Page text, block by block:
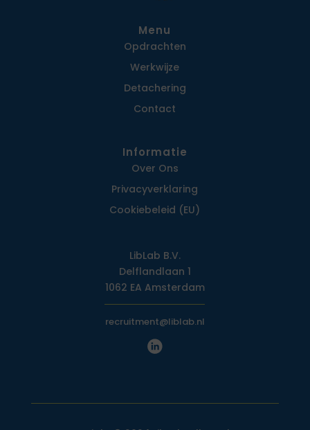
Menu
Opdrachten
Werkwijze
Detachering
Contact
Informatie
Over Ons
Privacy­verklaring
Cookiebeleid (EU)
LibLab B.V.
Delflandlaan 1
1062 EA Amsterdam
recruitment@liblab.nl